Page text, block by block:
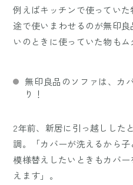
例えばキッチンで使ってい
途で使いまわせるのが無印
いのときに使っていた物もム
無印良品のソファは、カ
り！
2年前、新居に引っ越しした
調。「カバーが洗えるから子
模様替えしたいときもカバ
えます」。